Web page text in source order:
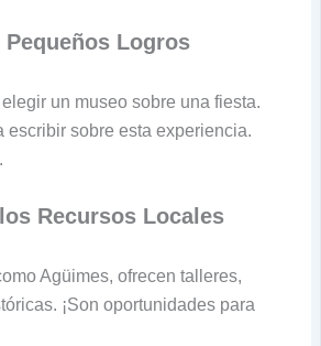
Logros
un museo sobre una fiesta.
escribir sobre esta experiencia.
Recursos Locales
Agüimes, ofrecen talleres,
¡Son oportunidades para